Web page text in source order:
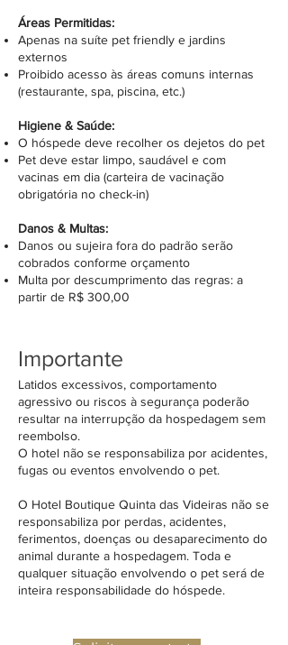
Áreas Permitidas:
Apenas na suíte pet friendly e jardins
externos
Proibido acesso às áreas comuns internas
(restaurante, spa, piscina, etc.)
Higiene & Saúde:
O hóspede deve recolher os dejetos do pet
Pet deve estar limpo, saudável e com
vacinas em dia (carteira de vacinação
obrigatória no check-in)
Danos & Multas:
Danos ou sujeira fora do padrão serão
cobrados conforme orçamento
Multa por descumprimento das regras: a
partir de R$ 300,00
Importante
Latidos excessivos, comportamento
agressivo ou riscos à segurança poderão
resultar na interrupção da hospedagem sem
reembolso.
O hotel não se responsabiliza por acidentes,
fugas ou eventos envolvendo o pet.
O Hotel Boutique Quinta das Videiras não se
responsabiliza por perdas, acidentes,
ferimentos, doenças ou desaparecimento do
animal durante a hospedagem. Toda e
qualquer situação envolvendo o pet será de
inteira responsabilidade do hóspede.